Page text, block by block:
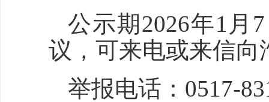
公示期2026年1月
议，可来电或来信
举报电话：0517-